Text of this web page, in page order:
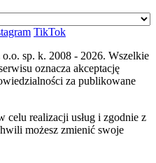
TikTok
sp. k. 2008 - 2026. Wszelkie
oznacza akceptację
za publikowane
celu realizacji usług i zgodnie z
możesz zmienić swoje